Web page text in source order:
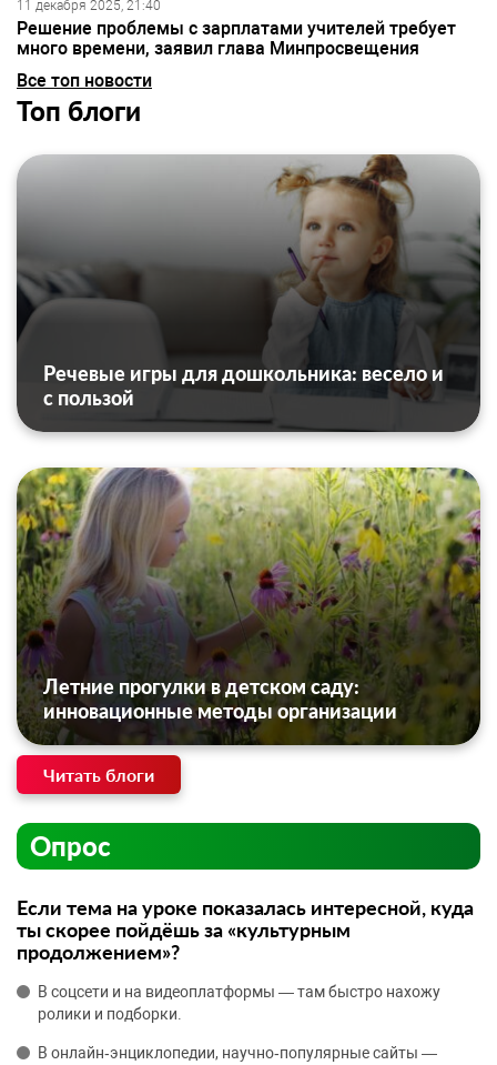
11 декабря 2025, 21:40
Решение проблемы с зарплатами учителей требует
много времени, заявил глава Минпросвещения
Все топ новости
Топ блоги
Речевые игры для дошкольника: весело и
с пользой
Летние прогулки в детском саду:
инновационные методы организации
Читать блоги
Опрос
Если тема на уроке показалась интересной, куда
ты скорее пойдёшь за «культурным
продолжением»?
В соцсети и на видеоплатформы — там быстро нахожу
ролики и подборки.
В онлайн‑энциклопедии, научно‑популярные сайты —